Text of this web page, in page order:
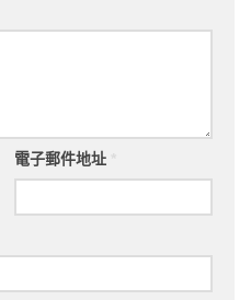
電子郵件地址